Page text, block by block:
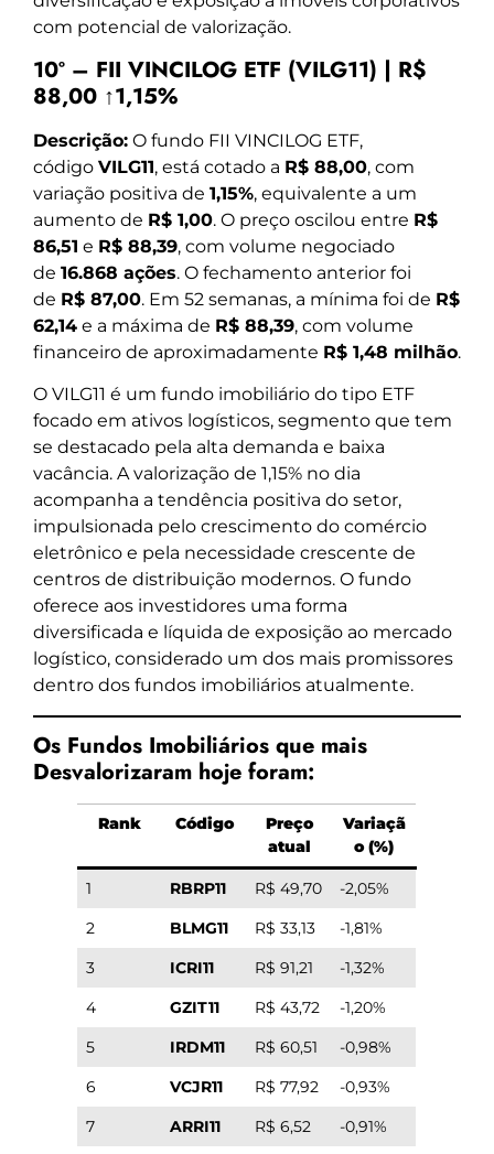
com potencial de valorização.
10º – FII VINCILOG ETF (VILG11) | R$
88,00 ↑1,15%
Descrição: O fundo FII VINCILOG ETF,
código VILG11, está cotado a R$ 88,00, com
variação positiva de 1,15%, equivalente a um
aumento de R$ 1,00. O preço oscilou entre R$
86,51 e R$ 88,39, com volume negociado
de 16.868 ações. O fechamento anterior foi
de R$ 87,00. Em 52 semanas, a mínima foi de R$
62,14 e a máxima de R$ 88,39, com volume
financeiro de aproximadamente R$ 1,48 milhão.
O VILG11 é um fundo imobiliário do tipo ETF
focado em ativos logísticos, segmento que tem
se destacado pela alta demanda e baixa
vacância. A valorização de 1,15% no dia
acompanha a tendência positiva do setor,
impulsionada pelo crescimento do comércio
eletrônico e pela necessidade crescente de
centros de distribuição modernos. O fundo
oferece aos investidores uma forma
diversificada e líquida de exposição ao mercado
logístico, considerado um dos mais promissores
dentro dos fundos imobiliários atualmente.
Os Fundos Imobiliários que mais
Desvalorizaram hoje foram:
Rank Código
Preço
atual
Variaçã
o (%)
1 RBRP11 R$ 49,70
-2,05%
2
BLMG11 R$ 33,13
-1,81%
3
ICRI11 R$ 91,21
-1,32%
4
GZIT11 R$ 43,72
-1,20%
5
IRDM11 R$ 60,51
-0,98%
6
VCJR11 R$ 77,92
-0,93%
7
ARRI11 R$ 6,52
-0,91%